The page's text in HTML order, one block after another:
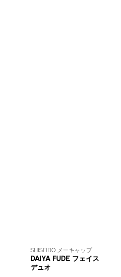
SHISEIDO メーキャップ
DAIYA FUDE フェイス
デュオ